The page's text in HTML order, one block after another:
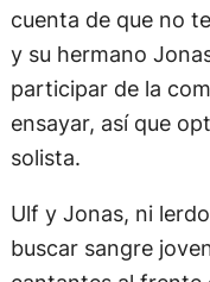
cuenta de que no
y su hermano
participar de la
ensayar, así que
solista.
Ulf y Jonas, ni
buscar sangre